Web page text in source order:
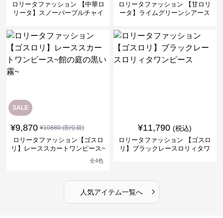
ロリータファッション 【中華ロ
リータ】スノーパープルチャイ
ロリータファッション 【甘ロリ
ータ】ライムグリーンシアース
SALE
¥9,870 ¥10880(割引前)
ロリータファッション【ゴスロ
リ】レーススカートワンピース~
全4色
¥11,790 (税込)
ロリータファッション 【ゴスロ
リ】ブラックレースロリィタワ
人気アイテム一覧へ ›